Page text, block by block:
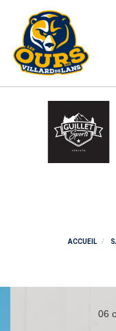
ACCUEIL
06
Panneau de gestion des